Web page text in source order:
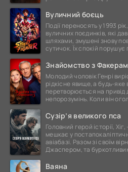
Вуличний боєць
Події переносять у 1993
вуличних поєдинків, які
шляхами, змушені знову
сутичок. Їх спокій порушує
Знайомство з
Молодий чоловік Генрі
рідкісне явище, а будь-
перетворюється на привід
непорозумінь. Коли він
Сузір’я великого пса
Головний герой історії,
мешкає у
авіабазі. Разом зі своїм
Джаспером, та
Ваяна